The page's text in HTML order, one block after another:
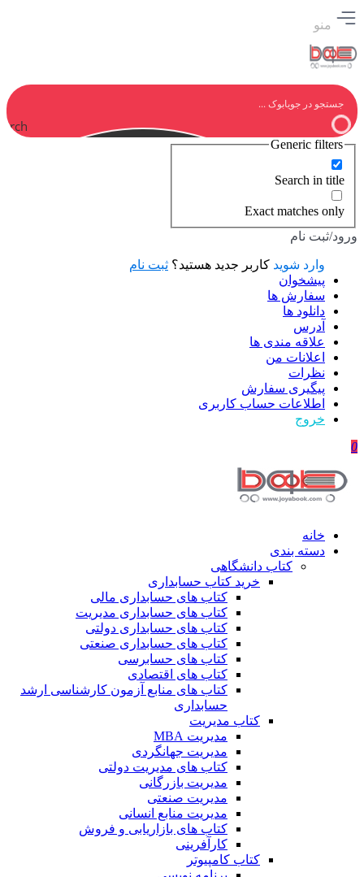
منو
Generic filters
Search in title
Exact matches only
ورود/ثبت نام
وارد شوید کاربر جدید هستید؟ ثبت نام
پیشخوان
سفارش ها
دانلود ها
آدرس
علاقه مندی ها
اعلانات من
نظرات
پیگیری سفارش
اطلاعات حساب كاربری
خروج
0
خانه
دسته بندی
کتاب دانشگاهی
خرید کتاب حسابداری
کتاب های حسابداری مالی
کتاب های حسابداری مدیریت
کتاب های حسابداری دولتی
کتاب های حسابداری صنعتی
کتاب های حسابرسی
کتاب های اقتصادی
کتاب های منابع آزمون کارشناسی ارشد
حسابداری
کتاب مدیریت
مدیریت MBA
مدیریت جهانگردی
کتاب های مدیریت دولتی
مدیریت بازرگانی
مدیریت صنعتی
مدیریت منابع انسانی
کتاب های بازاریابی و فروش
کارآفرینی
کتاب کامپیوتر